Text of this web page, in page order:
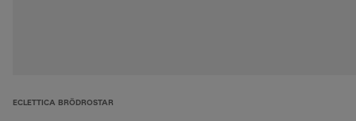
ECLETTICA BRÖDROSTAR